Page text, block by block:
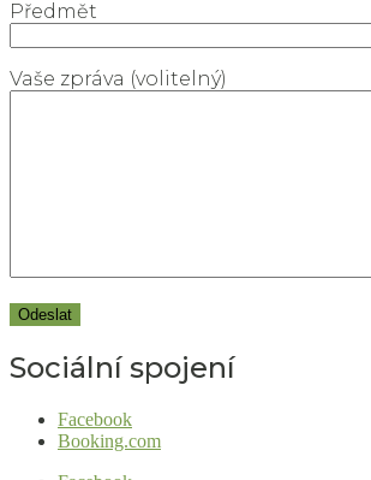
Předmět
Vaše zpráva (volitelný)
Sociální spojení
Facebook
Booking.com